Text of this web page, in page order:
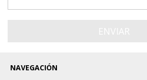
NAVEGACIÓN